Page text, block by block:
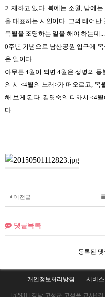
기재하고 있다. 북에는 소월, 남에
을 대표하는 시인이다. 그의 태어
목월을 조명하는 일을 해야 하는데
0주년 기념으로 남산공원 입구에
운 일이다.
아무튼 4월이 되면 4월은 생명의
의 시 <4월의 노래>가 떠오르고, 목
해 보게 된다. 김명숙의 디카시 <4
다.
이전글
댓글목록
등록된
개인정보처리방침 서비
[52931] 경남 고성군 고성읍 교사4길